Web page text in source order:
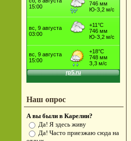
Наш опрос
А вы были в Карелии?
Да! Я здесь живу
Да! Часто приезжаю сюда на